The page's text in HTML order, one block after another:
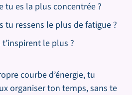
tu es la plus concentrée ?
tu ressens le plus de fatigue ?
le plus ?
courbe d’énergie, tu
organiser ton temps, sans te